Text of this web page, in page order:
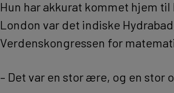
Hun har akkurat kommet hjem
London var det indiske
Verdenskongressen for
– Det var en stor ære, og en stor